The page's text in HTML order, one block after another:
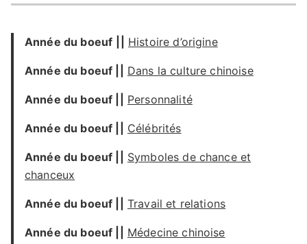
Année du boeuf Histoire d’origine
Année du boeuf Dans la culture chinoise
Année du boeuf Personnalité
Année du boeuf Célébrités
Année du boeuf
Symboles de chance et
chanceux
Année du boeuf Travail et relations
Année du boeuf Médecine chinoise